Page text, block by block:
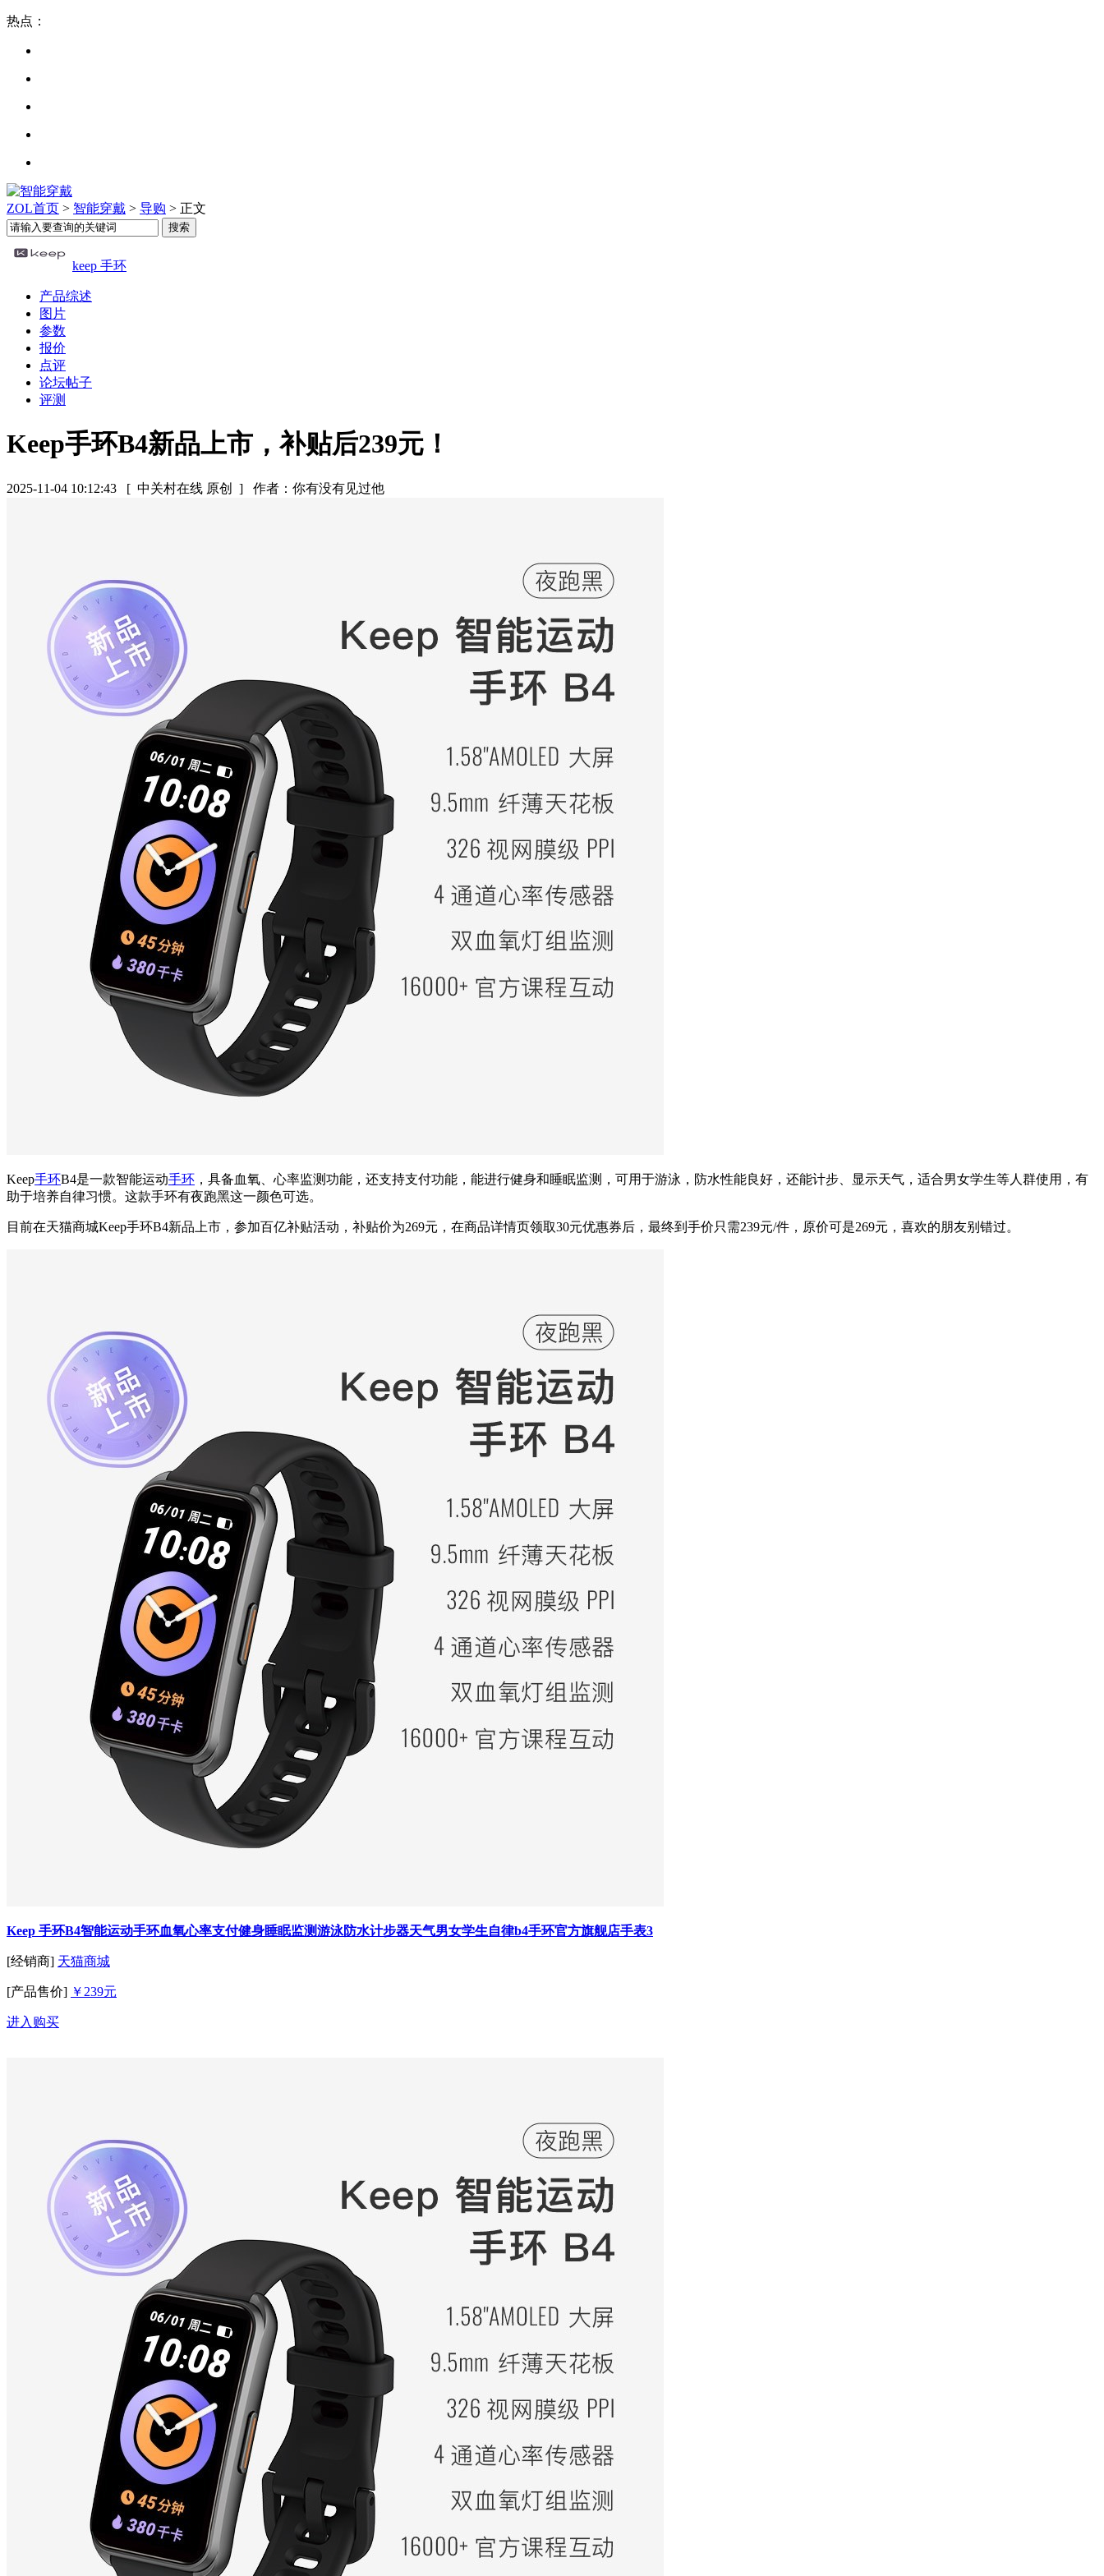
热点：
ZOL首页 > 智能穿戴 > 导购 > 正文
keep 手环
产品综述
图片
参数
报价
点评
论坛帖子
评测
Keep手环B4新品上市，补贴后239元！
2025-11-04 10:12:43 [ 中关村在线 原创 ] 作者：你有没有见过他
Keep手环B4是一款智能运动手环 ，具备血氧、心率监测功能，还支持支付功能，能进行健身和睡眠监测，可用于游泳，防水性能良好，还能计步、显示天气，适合男女学生等人群使用，有
助于培养自律习惯。这款手环有夜跑黑这一颜色可选。
目前在天猫商城Keep手环B4新品上市，参加百亿补贴活动，补贴价为269元，在商品详情页领取30元优惠券后，最终到手价只需239元/件，原价可是269元，喜欢的朋友别错过。
Keep 手环B4智能运动手环血氧心率支付健身睡眠监测游泳防水计步器天气男女学生自律b4手环官方旗舰店手表3
[经销商] 天猫商城
[产品售价] ￥239元
进入购买